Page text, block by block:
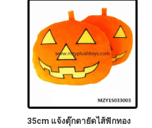
35cm แจ้งตุ๊กตายัดไส้ฟักทอง